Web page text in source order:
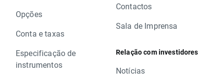
Opções
Conta e taxas
Especificação de
instrumentos
Contactos
Sala de Imprensa
Relação com investidores
Notícias